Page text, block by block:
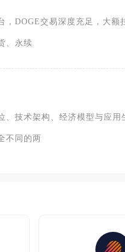
，DOGE交易深度充足，大额
、永续
、技术架构、经济模型与应用
不同的两